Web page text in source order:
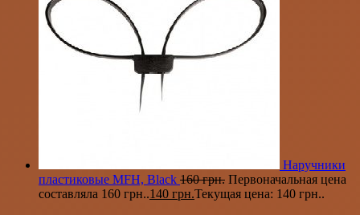
Наручники
пластиковые MFH, Black 160грн. Первоначальная цена
составляла 160 грн..140 грн.Текущая цена: 140 грн..